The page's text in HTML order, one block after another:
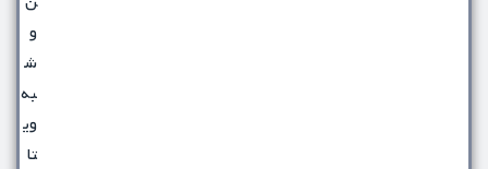
و
ش
به
وی
تا